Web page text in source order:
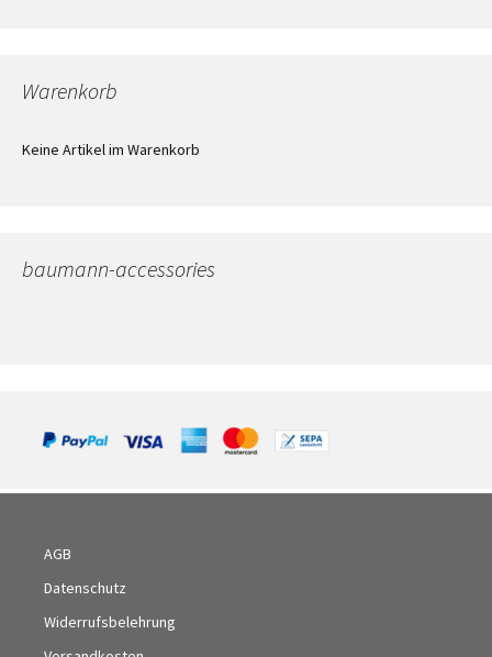
Warenkorb
Keine Artikel im Warenkorb
baumann-accessories
AGB
Datenschutz
Widerrufsbelehrung